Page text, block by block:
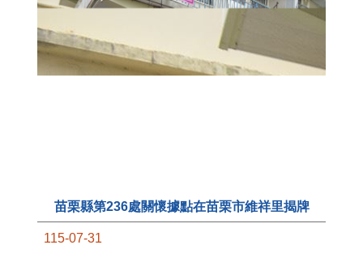
苗栗縣第236處關懷據點在苗栗市維祥里揭牌
115-07-31